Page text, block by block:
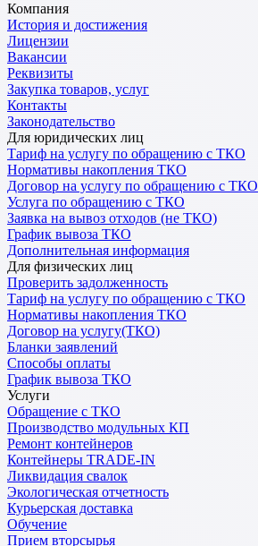
Компания
История и достижения
Лицензии
Вакансии
Реквизиты
Закупка товаров, услуг
Контакты
Законодательство
Для юридических лиц
Тариф на услугу по обращению с ТКО
Нормативы накопления ТКО
Договор на услугу по обращению с ТКО
Услуга по обращению с ТКО
Заявка на вывоз отходов (не ТКО)
График вывоза ТКО
Дополнительная информация
Для физических лиц
Проверить задолженность
Тариф на услугу по обращению с ТКО
Нормативы накопления ТКО
Договор на услугу(ТКО)
Бланки заявлений
Способы оплаты
График вывоза ТКО
Услуги
Обращение с ТКО
Производство модульных КП
Ремонт контейнеров
Контейнеры TRADE-IN
Ликвидация свалок
Экологическая отчетность
Курьерская доставка
Обучение
Прием вторсырья